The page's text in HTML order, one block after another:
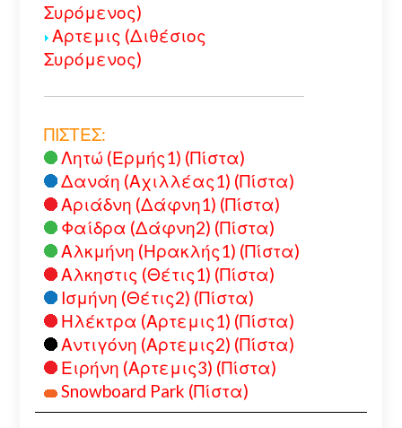
Συρόμενος)
Αρτεμις (Διθέσιος
Συρόμενος)
ΠΙΣΤΕΣ:
Λητώ (Ερμής1) (Πίστα)
Δανάη (Αχιλλέας1) (Πίστα)
Αριάδνη (Δάφνη1) (Πίστα)
Φαίδρα (Δάφνη2) (Πίστα)
Αλκμήνη (Ηρακλής1) (Πίστα)
Αλκηστις (Θέτις1) (Πίστα)
Ισμήνη (Θέτις2) (Πίστα)
Ηλέκτρα (Αρτεμις1) (Πίστα)
Αντιγόνη (Αρτεμις2) (Πίστα)
Ειρήνη (Αρτεμις3) (Πίστα)
Snowboard Park (Πίστα)